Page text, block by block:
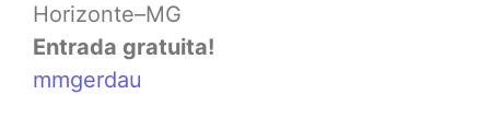
Horizonte–MG
Entrada gratuita!
mmgerdau